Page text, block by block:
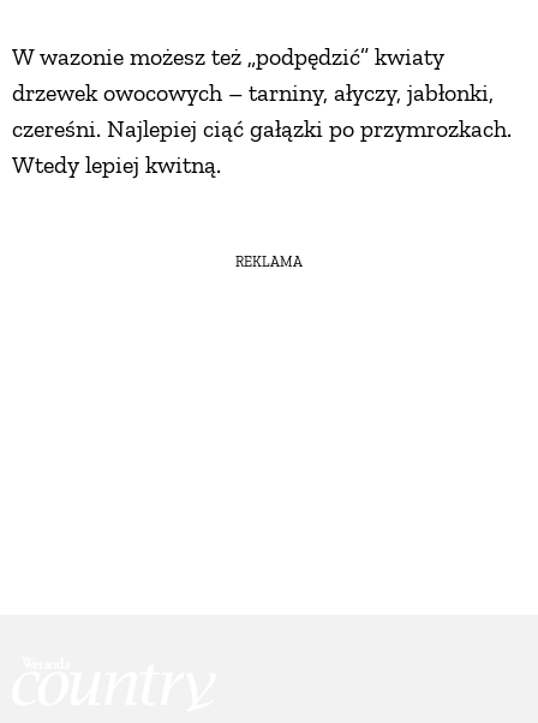
W wazonie możesz też „podpędzić” kwiaty
drzewek owocowych – tarniny, ałyczy, jabłonki,
czereśni. Najlepiej ciąć gałązki po przymrozkach.
Wtedy lepiej kwitną.
REKLAMA